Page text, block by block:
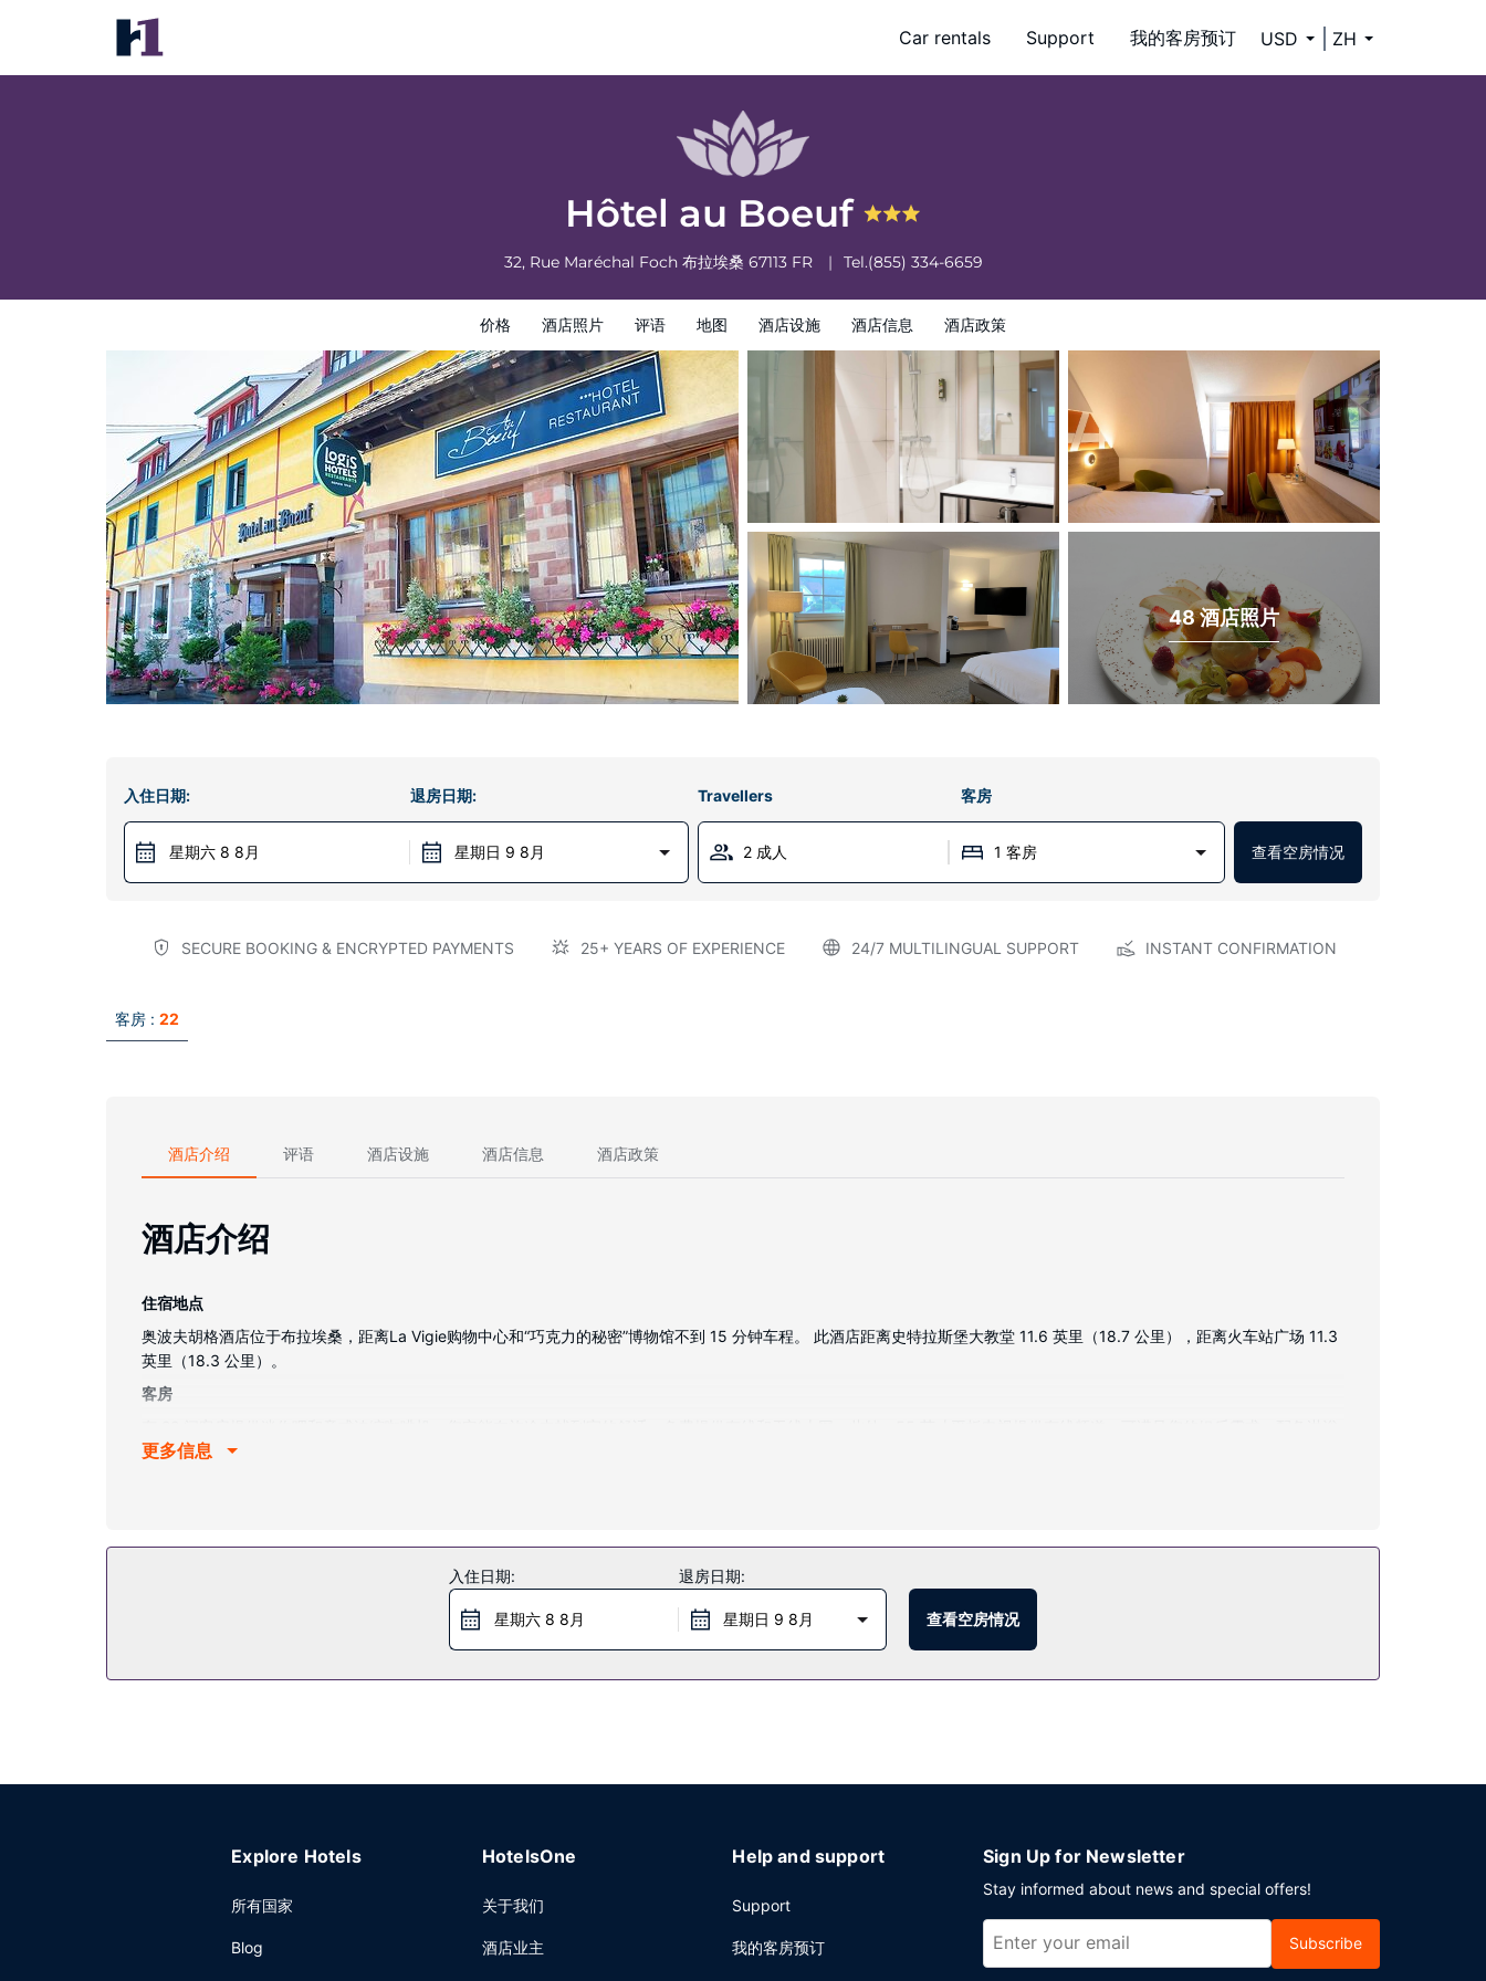
Car rentals Support 我的客房预订 USD ZH
Hôtel au Boeuf
32, Rue Maréchal Foch 布拉埃桑 67113 FR Tel.(855) 334-6659
价格 酒店照片 评语 地图 酒店设施 酒店信息 酒店政策
Hôtel au Boeuf
价格 酒店照片
48 酒店照片
入住日期:
星期六 8 8月
退房日期:
星期日 9 8月
Travellers 客房
2 成人 1 客房 查看空房情况
SECURE BOOKING & ENCRYPTED PAYMENTS 25+ YEARS OF EXPERIENCE 24/7 MULTILINGUAL SUPPORT INSTANT CONFIRMATION
客房 : 22
酒店介绍 评语 酒店设施 酒店信息 酒店政策
酒店介绍
住宿地点
奥波夫胡格酒店位于布拉埃桑，距离La Vigie购物中心和“巧克力的秘密”博物馆不到 15 分钟车程。 此酒店距离史特拉斯堡大教堂 11.6 英里（18.7 公里），距离火车站广场 11.3
英里（18.3 公里）。
客房
设施的私人浴室提供免费洗浴用品和吹风机。便利设施包括保险箱和书桌；而且每天提供客房服务。
餐厅
您可以去Au Boeuf餐厅享用美味佳肴，这里供应午餐和晚餐，主打法国菜。或者可以待在房间里，享受客房送餐服务。在忙碌的一天后，不妨去酒吧/酒廊轻松一下。自助式早餐
（收费）供应时间为：周一至周五 07:00 至 09:30，周末 08:00 至 10:00。
更多信息
入住日期:
星期六 8 8月
退房日期:
星期日 9 8月 查看空房情况
Explore Hotels
所有国家
Blog
HotelsOne
关于我们
酒店业主
Help and support
Support
我的客房预订
Sign Up for Newsletter
Stay informed about news and special offers!
Subscribe